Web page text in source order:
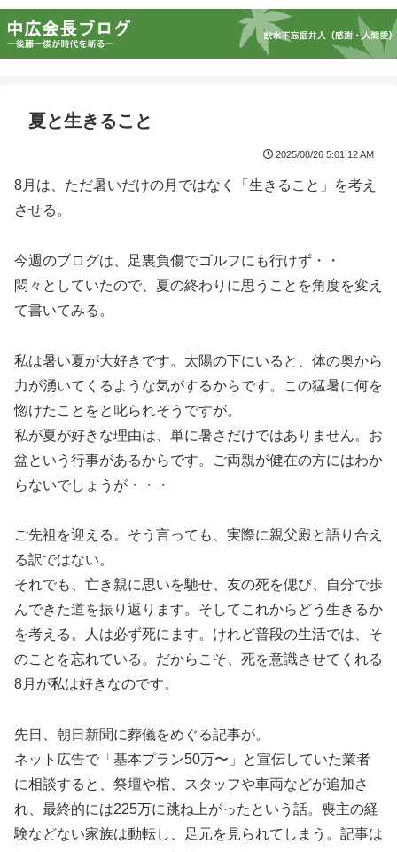
夏と生きること
2025/08/26 5:01:12 AM
8月は、ただ暑いだけの月ではなく「生きること」を考え
させる。
今週のブログは、足裏負傷でゴルフにも行けず・・
悶々としていたので、夏の終わりに思うことを角度を変え
て書いてみる。
私は暑い夏が大好きです。太陽の下にいると、体の奥から
力が湧いてくるような気がするからです。この猛暑に何を
惚けたことをと叱られそうですが。
私が夏が好きな理由は、単に暑さだけではありません。お
盆という行事があるからです。ご両親が健在の方にはわか
らないでしょうが・・・
ご先祖を迎える。そう言っても、実際に親父殿と語り合え
る訳ではない。
それでも、亡き親に思いを馳せ、友の死を偲び、自分で歩
んできた道を振り返ります。そしてこれからどう生きるか
を考える。人は必ず死にます。けれど普段の生活では、そ
のことを忘れている。だからこそ、死を意識させてくれる
8月が私は好きなのです。
先日、朝日新聞に葬儀をめぐる記事が。
ネット広告で「基本プラン50万〜」と宣伝していた業者
に相談すると、祭壇や棺、スタッフや車両などが追加さ
れ、最終的には225万に跳ね上がったという話。喪主の経
験などない家族は動転し、足元を見られてしまう。記事は